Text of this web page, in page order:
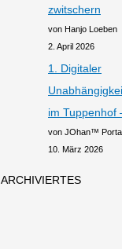
zwitschern
von Hanjo Loeben
2. April 2026
1. Digitaler
im Tuppenhof
von JOhan™
10. März 2026
ARCHIVIERTES